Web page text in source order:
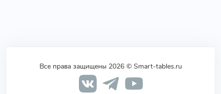
Все права защищены 2026 © Smart-tables.ru